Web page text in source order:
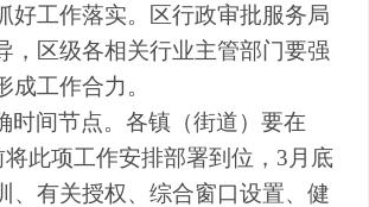
好工作落实。区行政审批服务局
，区级各相关行业主管部门要强
成工作合力。
时间节点。各镇（街道）要在
将此项工作安排部署到位， 3 月底
、有关授权、综合窗口设置、健